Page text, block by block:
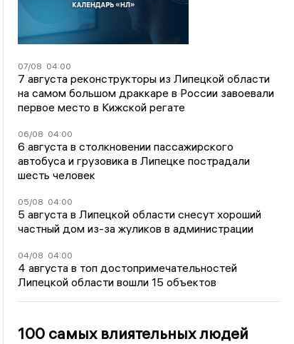
07/08 04:00
7 августа реконструкторы из Липецкой области
на самом большом драккаре в России завоевали
первое место в Кижской регате
06/08 04:00
6 августа в столкновении пассажирского
автобуса и грузовика в Липецке пострадали
шесть человек
05/08 04:00
5 августа в Липецкой области снесут хороший
частный дом из-за жуликов в администрации
04/08 04:00
4 августа в топ достопримечательностей
Липецкой области вошли 15 объектов
100 самых влиятельных людей